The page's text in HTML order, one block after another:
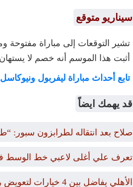
سيناريو متوقع
تشير التوقعات إلى مباراة مفتوحة
أثبت هذا الموسم أنه خصم لا
تابع أحداث مباراة ليفربول
قد يهمك ايضاً
صلاح بعد انتقاله لطرابزون سبور:
تعرف علي أغلى لاعبي خط الوسط في
الأهلي يفاضل بين 4 خيارات لتعويض رحيل “بن رمضان”